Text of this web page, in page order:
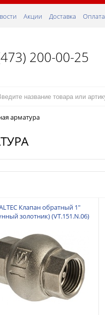
Акции Доставка Оплата
200-00-25
арматура
Клапан обратный 1"
золотник) (VT.151.N.06)